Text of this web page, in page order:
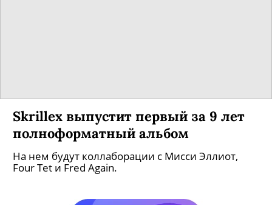
Смотрим выступление Рианны в
перерыве Супербоула. Главная
новость — она ждет ребенка!
Свое первое за 5 лет выступление, построенное
в формате попурри, певица открыла треком
«B**** Better Have My Money», а закрыла —
«Umbrella» и «Diamonds».